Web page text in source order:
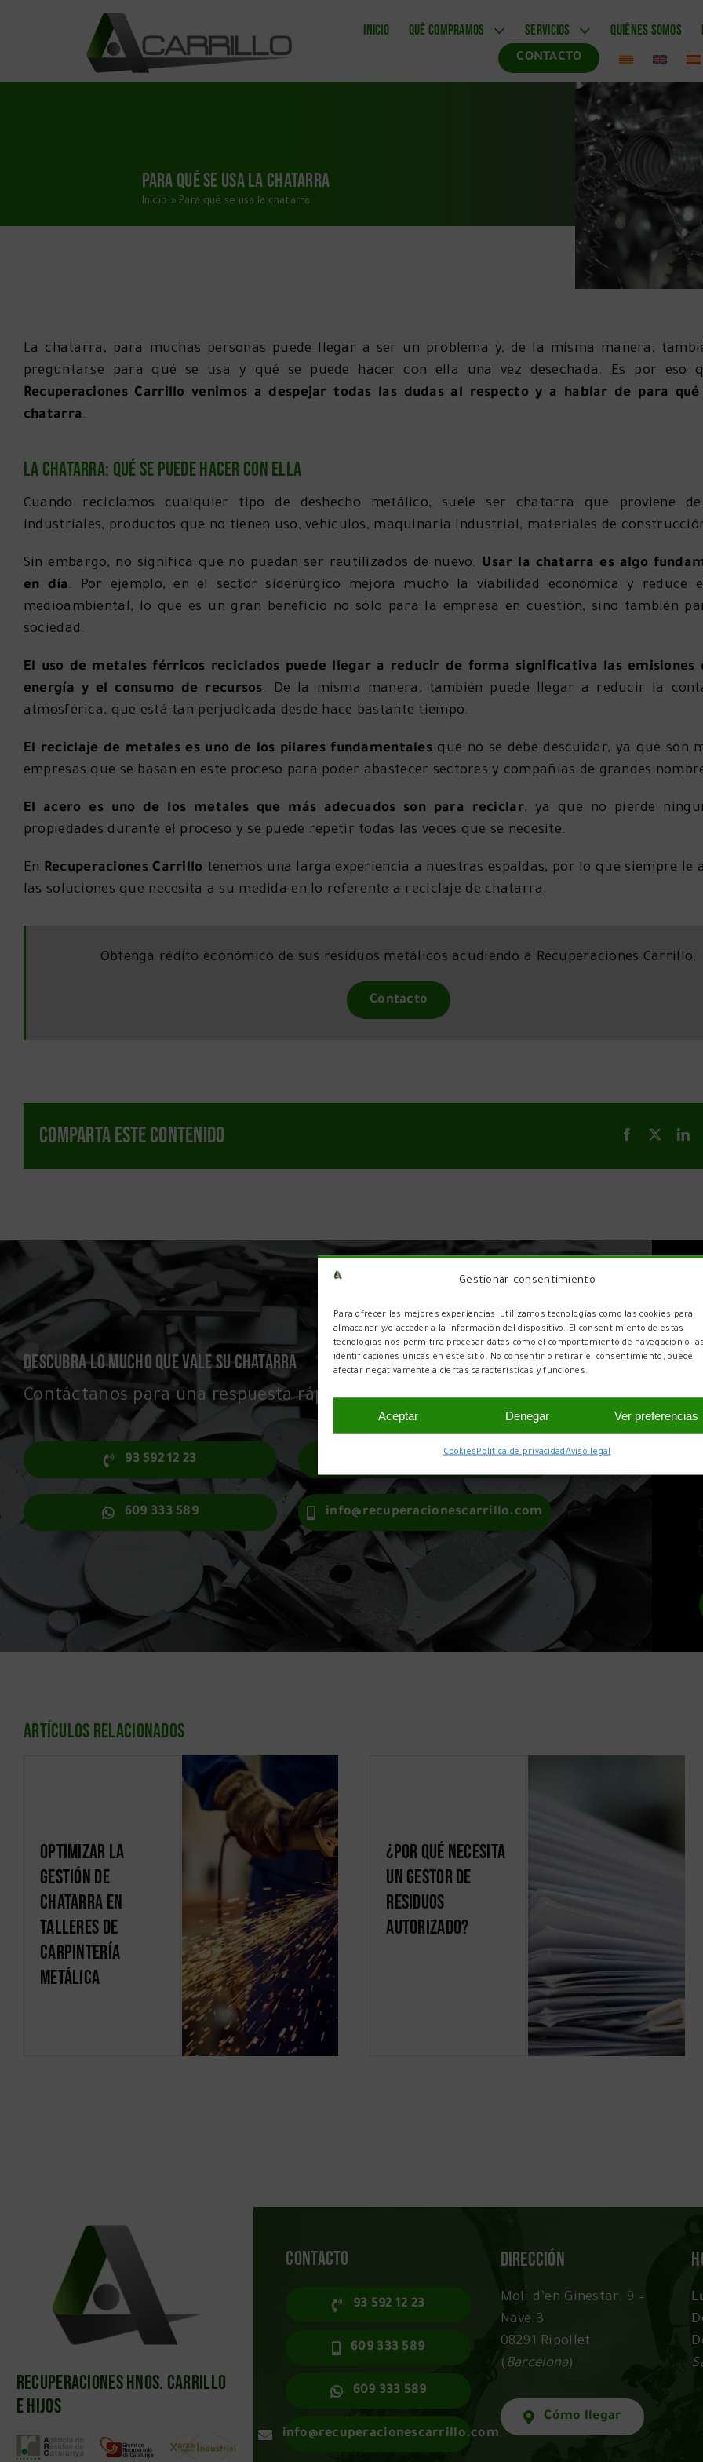
Gestionar consentimiento
Para ofrecer las mejores experiencias, utilizamos tecnologías como las cookies para
almacenar y/o acceder a la información del dispositivo. El consentimiento de estas
tecnologías nos permitirá procesar datos como el comportamiento de navegación o
identificaciones únicas en este sitio. No consentir o retirar el consentimiento, puede
afectar negativamente a ciertas características y funciones.
Aceptar Denegar Ver preferencias
CookiesPolítica de privacidadAviso legal
INICIO QUÉ COMPRAMOS SERVICIOS QUIÉNES SOMOS
CONTACTO
Para qué se usa la chatarra
Inicio » Para qué se usa la chatarra
La chatarra, para muchas personas puede llegar a ser un problema y, de la misma manera,
preguntarse para qué se usa y qué se puede hacer con ella una vez desechada. Es por eso
Recuperaciones Carrillo venimos a despejar todas las dudas al respecto y a hablar de para
chatarra .
La chatarra: Qué se puede hacer con ella
Cuando reciclamos cualquier tipo de deshecho metálico, suele ser chatarra que proviene de
industriales, productos que no tienen uso, vehículos, maquinaria industrial, materiales de
Sin embargo, no significa que no puedan ser reutilizados de nuevo. Usar la chatarra es algo
en día . Por ejemplo, en el sector siderúrgico mejora mucho la viabilidad económica y reduce
medioambiental, lo que es un gran beneficio no sólo para la empresa en cuestión, sino también
sociedad.
El uso de metales férricos reciclados puede llegar a reducir de forma significativa las emisiones
energía y el consumo de recursos. De la misma manera, también puede llegar a reducir la
atmosférica, que está tan perjudicada desde hace bastante tiempo.
El reciclaje de metales es uno de los pilares fundamentales que no se debe descuidar, ya que son
empresas que se basan en este proceso para poder abastecer sectores y compañías de grandes
El acero es uno de los metales que más adecuados son para reciclar, ya que no pierde
propiedades durante el proceso y se puede repetir todas las veces que se necesite.
En Recuperaciones Carrillo tenemos una larga experiencia a nuestras espaldas, por lo que siempre le
las soluciones que necesita a su medida en lo referente a reciclaje de chatarra.
Obtenga rédito económico de sus residuos metálicos acudiendo a Recuperaciones Carrillo.
Contacto
Comparta este contenido
DESCUBRA LO MUCHO QUE VALE SU CHATARRA
Contáctanos para una respuesta rápida y un servicio eficiente
93 592 12 23
609 333 589
609 333 589
info@recuperacionescarrillo.com
Artículos relacionados
Optimizar la
gestión de
chatarra en
talleres de
carpintería
metálica
¿Por qué necesita
un gestor de
residuos
autorizado?
Recuperaciones Hnos. Carrillo
e Hijos
Contacto
93 592 12 23
609 333 589
609 333 589
info@recuperacionescarrillo.com
Dirección
Molí d’en Ginestar, 9 –
Nave 3
08291 Ripollet
( Barcelona)
Cómo llegar